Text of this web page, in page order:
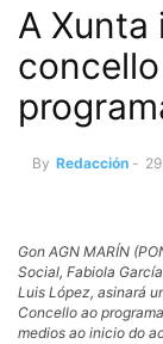
A Xunta
By Redacción -
Gon AGN MARÍN
Social, Fabiola
Luis López, asinará
Concello ao
medios ao inicio do